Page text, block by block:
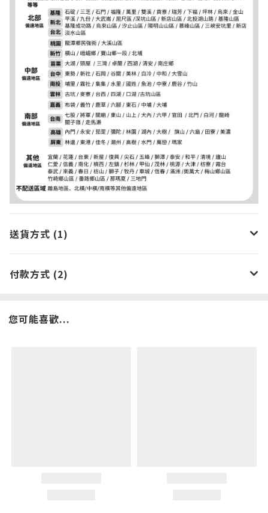
送貨方式 (1)
付款方式 (2)
您可能喜歡...